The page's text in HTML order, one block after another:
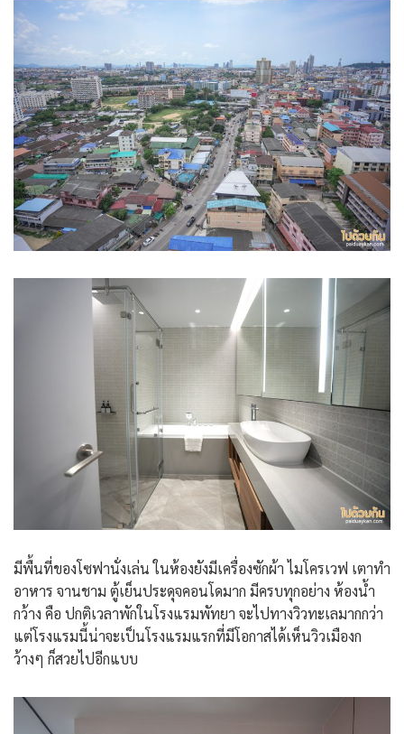
มีพื้นที่ของโซฟานั่งเล่น ในห้องยังมีเครื่องซักผ้า ไมโครเวฟ เตาทำ
อาหาร จานชาม ตู้เย็นประดุจคอนโดมาก มีครบทุกอย่าง ห้องน้ำ
กว้าง คือ ปกติเวลาพักในโรงแรมพัทยา จะไปทางวิวทะเลมากกว่า
แต่โรงแรมนี้น่าจะเป็นโรงแรมแรกที่มีโอกาสได้เห็นวิวเมืองก
ว้างๆ ก็สวยไปอีกแบบ